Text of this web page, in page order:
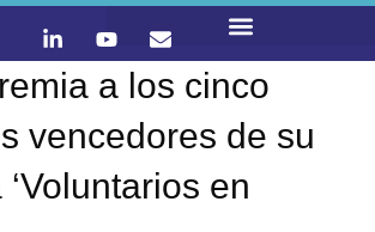
a los cinco
vencedores de su
en